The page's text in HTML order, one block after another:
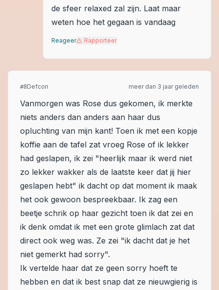
de sfeer relaxed zal zijn. Laat maar
weten hoe het gegaan is vandaag
Reageer Rapporteer
#8Defcon meer dan 3 jaar geleden
Vanmorgen was Rose dus gekomen, ik merkte
niets anders dan anders aan haar dus
opluchting van mijn kant! Toen ik met een kopje
koffie aan de tafel zat vroeg Rose of ik lekker
had geslapen, ik zei "heerlijk maar ik werd niet
zo lekker wakker als de laatste keer dat jij hier
geslapen hebt" ik dacht op dat moment ik maak
het ook gewoon bespreekbaar. Ik zag een
beetje schrik op haar gezicht toen ik dat zei en
ik denk omdat ik met een grote glimlach zat dat
direct ook weg was. Ze zei "ik dacht dat je het
niet gemerkt had sorry".
Ik vertelde haar dat ze geen sorry hoeft te
hebben en dat ik best snap dat ze nieuwgierig is